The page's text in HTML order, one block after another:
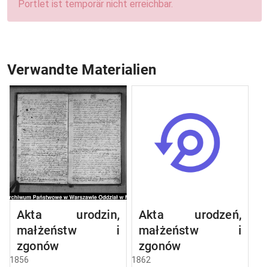
Portlet ist temporär nicht erreichbar.
Verwandte Materialien
Akta urodzin,
małżeństw i
zgonów
1856
Akta urodzeń,
małżeństw i
zgonów
1862